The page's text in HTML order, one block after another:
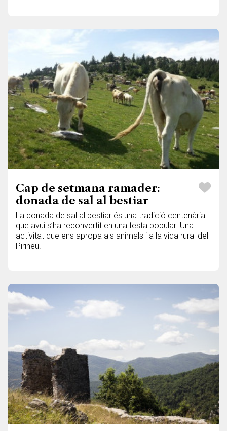
Cap de setmana ramader:
donada de sal al bestiar
La donada de sal al bestiar és una tradició centenària
que avui s’ha reconvertit en una festa popular. Una
activitat que ens apropa als animals i a la vida rural del
Pirineu!